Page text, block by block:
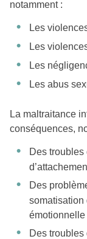
notamment :
Les
Les
Les
Les abus
La maltraitance
conséquences,
Des
Des
somatisation
émotionnelle
Des